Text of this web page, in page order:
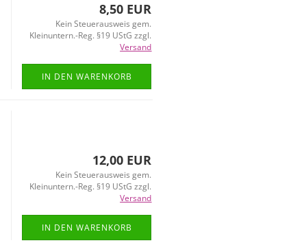
8,50 EUR
Kein Steuerausweis gem.
Kleinuntern.-Reg. §19 UStG zzgl.
Versand
IN DEN WARENKORB
12,00 EUR
Kein Steuerausweis gem.
Kleinuntern.-Reg. §19 UStG zzgl.
Versand
IN DEN WARENKORB